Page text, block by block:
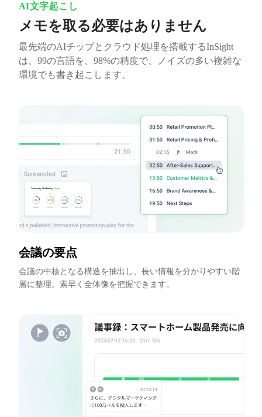
AI文字起こし
メモを取る必要はありません
最先端のAIチップとクラウド処理を搭載するInSight
は、99の言語を、98%の精度で、ノイズの多い複雑な
環境でも書き起こします。
会議の要点
会議の中核となる構造を抽出し、長い情報を分かりやすい階
層に整理。素早く全体像を把握できます。